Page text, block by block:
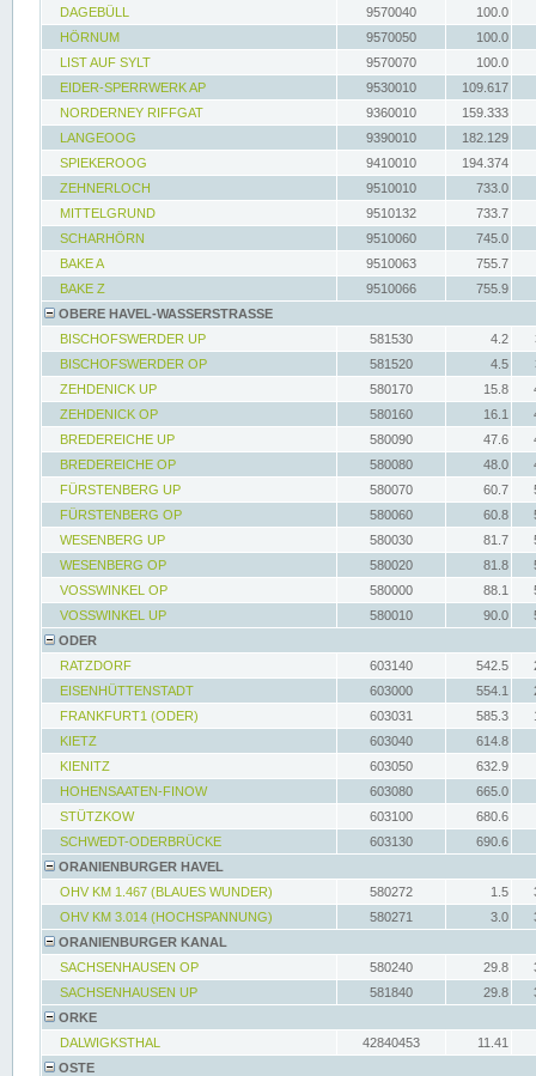
DAGEBÜLL 9570040
100.0
HÖRNUM
9570050
100.0
LIST AUF SYLT
9570070
100.0
EIDER-SPERRWERK AP
9530010
109.617
NORDERNEY RIFFGAT
9360010
159.333
LANGEOOG
9390010
182.129
SPIEKEROOG
9410010
194.374
ZEHNERLOCH
9510010
733.0
MITTELGRUND
9510132
733.7
SCHARHÖRN
9510060
745.0
BAKE A
9510063
755.7
BAKE Z
9510066
755.9
OBERE HAVEL-WASSERSTRASSE
BISCHOFSWERDER UP
581530 4.2
BISCHOFSWERDER OP
581520 4.5
ZEHDENICK UP
580170 15.8
ZEHDENICK OP
580160 16.1
BREDEREICHE UP
580090 47.6
BREDEREICHE OP
580080 48.0
FÜRSTENBERG UP
580070 60.7
FÜRSTENBERG OP
580060 60.8
WESENBERG UP
580030 81.7
WESENBERG OP
580020 81.8
VOSSWINKEL OP
580000 88.1
VOSSWINKEL UP
580010 90.0
ODER
RATZDORF
603140 542.5
EISENHÜTTENSTADT
603000 554.1
FRANKFURT1 (ODER)
603031 585.3
KIETZ
603040
614.8
KIENITZ
603050
632.9
HOHENSAATEN-FINOW
603080
665.0
STÜTZKOW
603100
680.6
SCHWEDT-ODERBRÜCKE
603130
690.6
ORANIENBURGER HAVEL
OHV KM 1.467 (BLAUES WUNDER)
580272 1.5
OHV KM 3.014 (HOCHSPANNUNG)
580271 3.0
ORANIENBURGER KANAL
SACHSENHAUSEN OP
580240 29.8
SACHSENHAUSEN UP
581840 29.8
ORKE
DALWIGKSTHAL
42840453
11.41
OSTE